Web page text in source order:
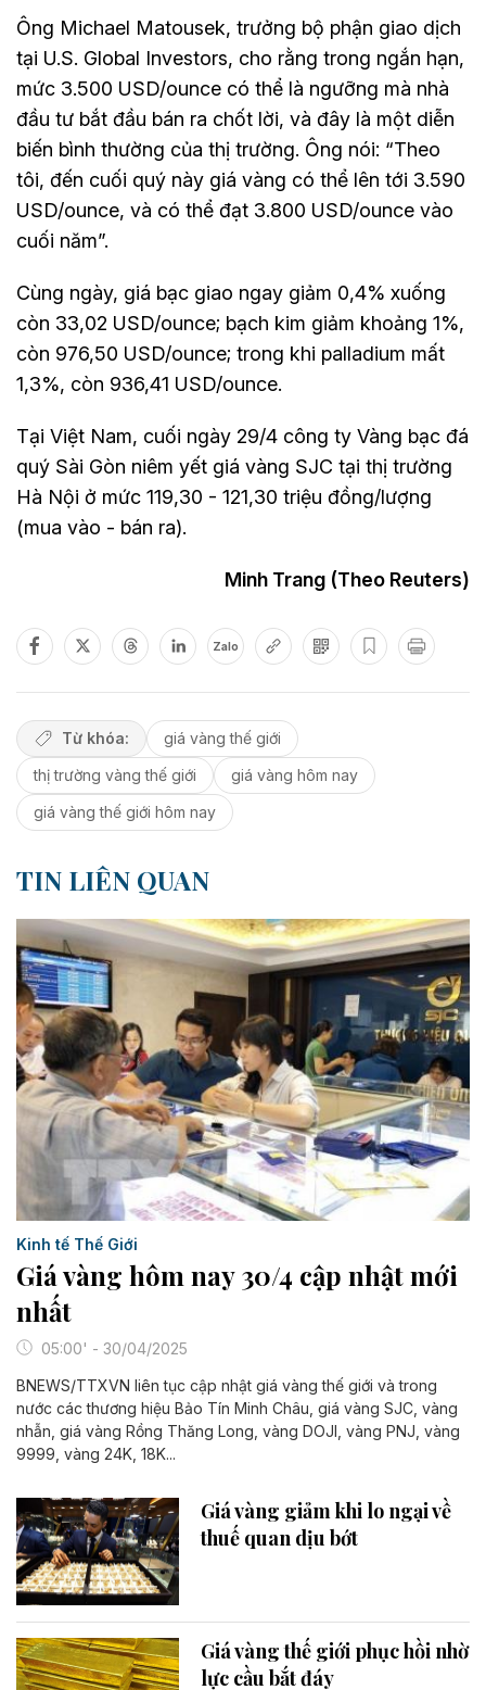
Ông Michael Matousek, trưởng bộ phận giao dịch
tại U.S. Global Investors, cho rằng trong ngắn hạn,
mức 3.500 USD/ounce có thể là ngưỡng mà nhà
đầu tư bắt đầu bán ra chốt lời, và đây là một diễn
biến bình thường của thị trường. Ông nói: “Theo
tôi, đến cuối quý này giá vàng có thể lên tới 3.590
USD/ounce, và có thể đạt 3.800 USD/ounce vào
cuối năm”.
Cùng ngày, giá bạc giao ngay giảm 0,4% xuống
còn 33,02 USD/ounce; bạch kim giảm khoảng 1%,
còn 976,50 USD/ounce; trong khi palladium mất
1,3%, còn 936,41 USD/ounce.
Tại Việt Nam, cuối ngày 29/4 công ty Vàng bạc đá
quý Sài Gòn niêm yết giá vàng SJC tại thị trường
Hà Nội ở mức 119,30 - 121,30 triệu đồng/lượng
(mua vào - bán ra).
Minh Trang (Theo Reuters)
Zalo
Từ khóa:
giá vàng thế giới
thị trường vàng thế giới
giá vàng hôm nay
giá vàng thế giới hôm nay
TIN LIÊN QUAN
Kinh tế Thế Giới
Giá vàng hôm nay 30/4 cập nhật mới
nhất
05:00' - 30/04/2025
BNEWS/TTXVN liên tục cập nhật giá vàng thế giới và trong
nước các thương hiệu Bảo Tín Minh Châu, giá vàng SJC, vàng
nhẫn, giá vàng Rồng Thăng Long, vàng DOJI, vàng PNJ, vàng
9999, vàng 24K, 18K...
Giá vàng giảm khi lo ngại về
thuế quan dịu bớt
Giá vàng thế giới phục hồi nhờ
lực cầu bắt đáy